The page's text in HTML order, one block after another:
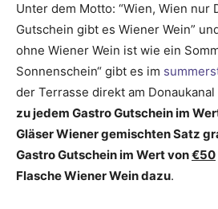
Unter dem Motto: “Wien, Wien nur
Gutschein gibt es Wiener Wein”
ohne Wiener Wein ist wie ein
Sonnenschein“ gibt es im
der Terrasse direkt am
zu jedem Gastro Gutschein im
Gläser Wiener gemischten Satz
Gastro Gutschein im Wert von€50
Flasche Wiener Wein dazu.